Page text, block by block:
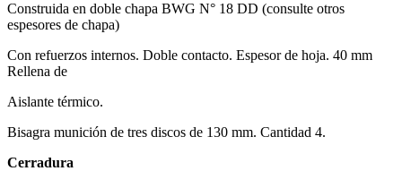
Construida en doble chapa BWG N° 18 DD (consulte otros
espesores de chapa)
Con refuerzos internos. Doble contacto. Espesor de hoja. 40 mm
Rellena de
Aislante térmico.
Bisagra munición de tres discos de 130 mm. Cantidad 4.
Cerradura